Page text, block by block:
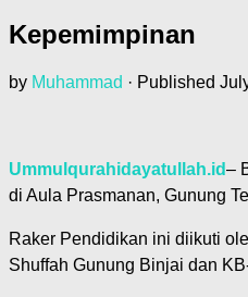
Kepemimpinan
by Muhammad · Published
Ummulqurahidayatullah.id–
di Aula Prasmanan, Gunung
Raker Pendidikan ini diikuti
Shuffah Gunung Binjai dan